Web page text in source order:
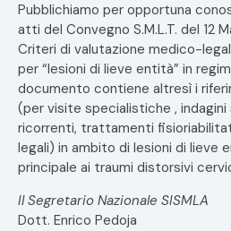
Pubblichiamo per opportuna
atti del Convegno S.M.L.T. del 12
Criteri di valutazione medico-
per “lesioni di lieve entità” in
documento contiene altresì i
(per visite specialistiche ,
ricorrenti, trattamenti
legali) in ambito di lesioni di lieve
principale ai traumi distorsivi
Il Segretario Nazionale SISMLA
Dott. Enrico Pedoja